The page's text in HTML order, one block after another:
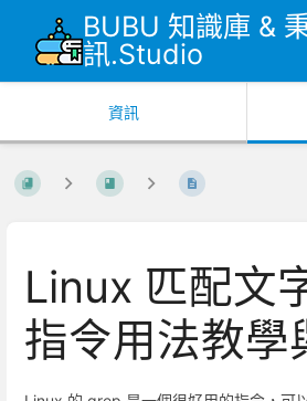
BUBU 知識庫 &
訊.Studio
資訊
Linux 匹配文
指令用法教學